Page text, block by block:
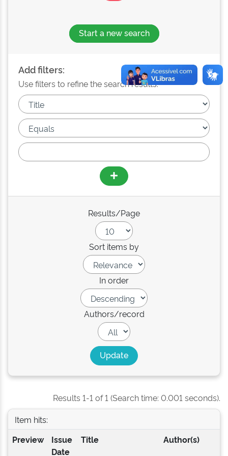
Start a new search
Add filters:
Use filters to refine the search results.
Results/Page
Sort items by
In order
Authors/record
Results 1-1 of 1 (Search time: 0.001 seconds).
Item hits:
Preview
Issue
Date
Title Author(s)